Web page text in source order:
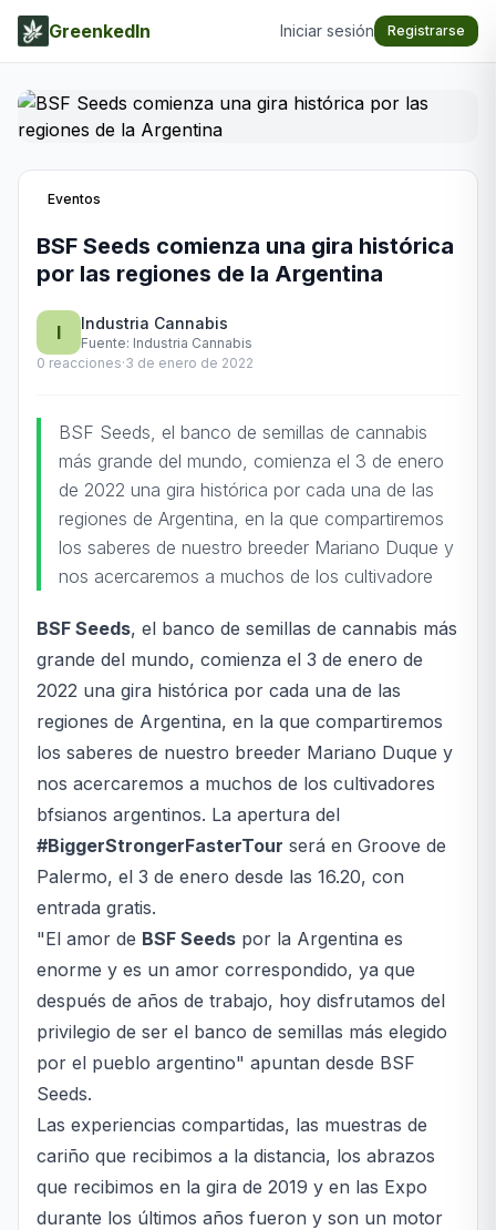
GreenkedIn Iniciar sesión Registrarse
Eventos
BSF Seeds comienza una gira histórica
por las regiones de la Argentina
I Industria Cannabis
Fuente: Industria Cannabis
0 reacciones·3 de enero de 2022
BSF Seeds, el banco de semillas de cannabis
más grande del mundo, comienza el 3 de enero
de 2022 una gira histórica por cada una de las
regiones de Argentina, en la que compartiremos
los saberes de nuestro breeder Mariano Duque y
nos acercaremos a muchos de los cultivadore
BSF Seeds, el banco de semillas de cannabis más
grande del mundo, comienza el 3 de enero de
2022 una gira histórica por cada una de las
regiones de Argentina, en la que compartiremos
los saberes de nuestro breeder Mariano Duque y
nos acercaremos a muchos de los cultivadores
bfsianos argentinos. La apertura del
#BiggerStrongerFasterTour será en Groove de
Palermo, el 3 de enero desde las 16.20, con
entrada gratis.
"El amor de BSF Seeds por la Argentina es
enorme y es un amor correspondido, ya que
después de años de trabajo, hoy disfrutamos del
privilegio de ser el banco de semillas más elegido
por el pueblo argentino" apuntan desde BSF
Seeds.
Las experiencias compartidas, las muestras de
cariño que recibimos a la distancia, los abrazos
que recibimos en la gira de 2019 y en las Expo
durante los últimos años fueron y son un motor